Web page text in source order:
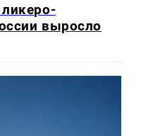
выросло